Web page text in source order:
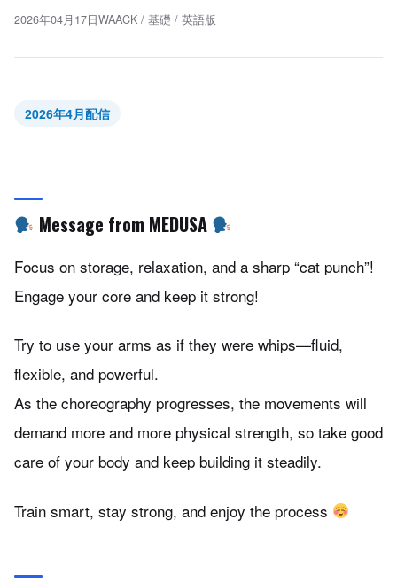
2026年04月17日WAACK / 基礎 / 英語版
2026年4月配信
Message from MEDUSA
Focus on storage, relaxation, and a sharp “cat punch”!
Engage your core and keep it strong!
Try to use your arms as if they were whips—fluid,
flexible, and powerful.
As the choreography progresses, the movements will
demand more and more physical strength, so take good
care of your body and keep building it steadily.
Train smart, stay strong, and enjoy the process